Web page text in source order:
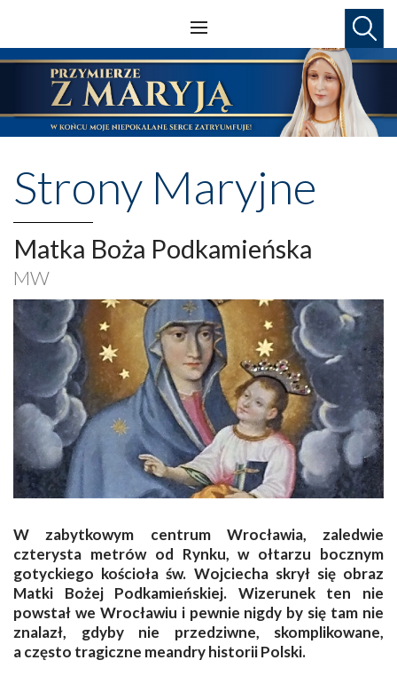
Strony Maryjne
Matka Boża Podkamieńska
MW
W zabytkowym centrum Wrocławia, zaledwie
czterysta metrów od Rynku, w ołtarzu bocznym
gotyckiego kościoła św. Wojciecha skrył się obraz
Matki Bożej Podkamieńskiej. Wizerunek ten nie
powstał we Wrocławiu i pewnie nigdy by się tam nie
znalazł, gdyby nie przedziwne, skomplikowane,
a często tragiczne meandry historii Polski.